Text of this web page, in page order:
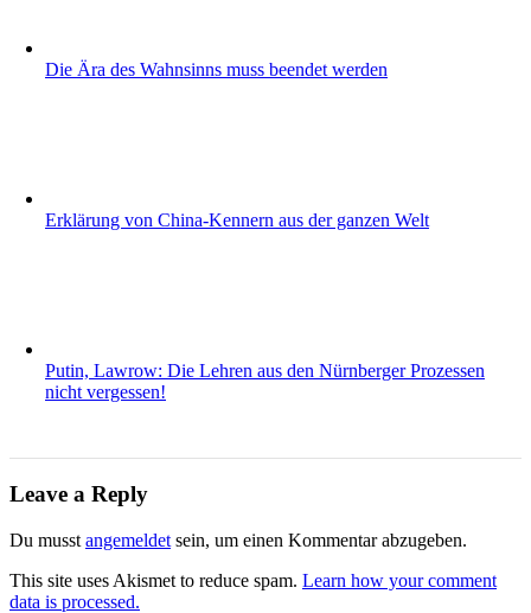
Die Ära des Wahnsinns muss beendet werden
Erklärung von China-Kennern aus der ganzen Welt
Putin, Lawrow: Die Lehren aus den Nürnberger Prozessen
nicht vergessen!
Leave a Reply
Du musst angemeldet sein, um einen Kommentar abzugeben.
This site uses Akismet to reduce spam. Learn how your comment
data is processed.